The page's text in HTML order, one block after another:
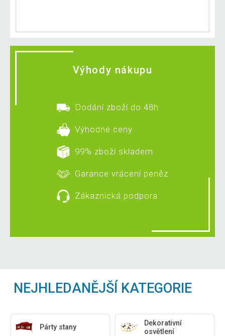
Výhody nákupu
Dodání zboží do 48h
Výhodné ceny
99% zboží skladem
Garance vrácení peněz
Zákaznická podpora
NEJHLEDANĚJŠÍ KATEGORIE
Párty stany
Dekorativní
osvětlení